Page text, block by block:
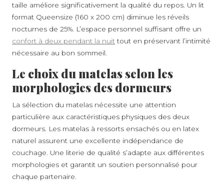
taille améliore significativement la qualité du repos. Un lit
format Queensize (160 x 200 cm) diminue les réveils
nocturnes de 25%. L’espace personnel suffisant offre un
confort à deux pendant la nuit tout en préservant l’intimité
nécessaire au bon sommeil.
Le choix du matelas selon les
morphologies des dormeurs
La sélection du matelas nécessite une attention
particulière aux caractéristiques physiques des deux
dormeurs. Les matelas à ressorts ensachés ou en latex
naturel assurent une excellente indépendance de
couchage. Une literie de qualité s’adapte aux différentes
morphologies et garantit un soutien personnalisé pour
chaque partenaire.
A PROPOS